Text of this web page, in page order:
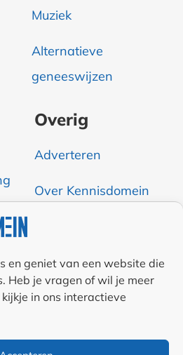
en geniet van een website die
Heb je vragen of wil je meer
in ons interactieve
Muziek
Alternatieve
geneeswijzen
Overig
Adverteren
Over Kennisdomein
RSS & Nieuwsfeed
Auteurs